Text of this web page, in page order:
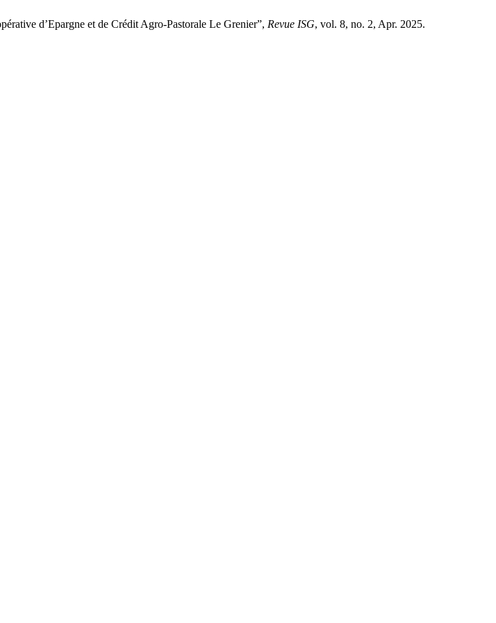
d’Epargne et de Crédit Agro-Pastorale Le Grenier”, Revue ISG, vol. 8, no. 2, Apr. 2025.